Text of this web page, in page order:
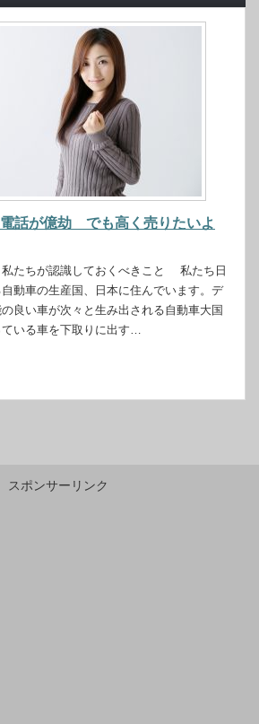
話が億劫 でも高く売りたいよ
私たちが認識しておくべきこと 私たち日
動車の生産国、日本に住んでいます。デ
良い車が次々と生み出される自動車大国
いる車を下取りに出す…
スポンサーリンク